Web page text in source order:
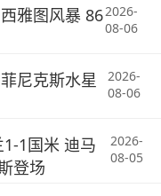
雅图风暴 862026-
08-06
尼克斯水星
2026-
08-06
1国米 迪马
登场
2026-
08-05